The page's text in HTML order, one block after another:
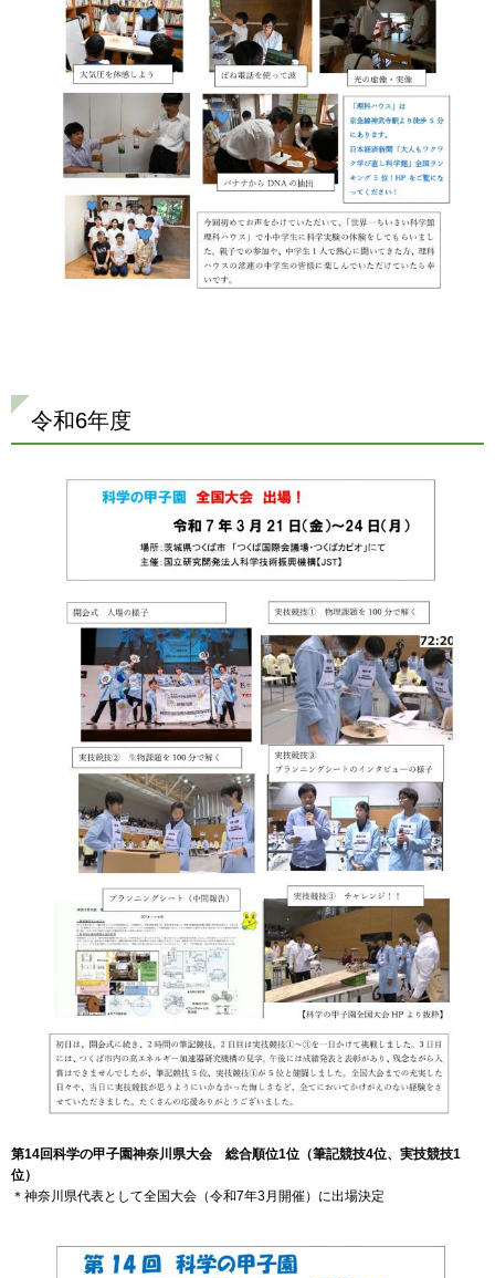
令和6年度
第14回科学の甲子園神奈川県大会 総合順位1位（筆記競技4位、実技競技1
位）
＊神奈川県代表として全国大会（令和7年3月開催）に出場決定